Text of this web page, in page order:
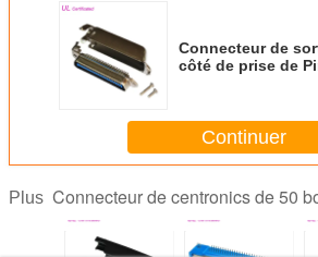
Connecteur de
côté de prise de
renversée de Matel
Continuer
Plus Connecteur de centronics de 50